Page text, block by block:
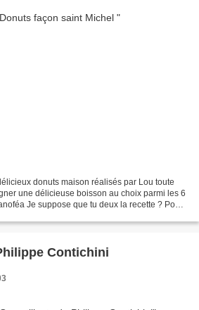
donuts maison réalisés par Lou toute
une délicieuse boisson au choix parmi les 6
Je suppose que tu deux la recette ? Pour
Contichini